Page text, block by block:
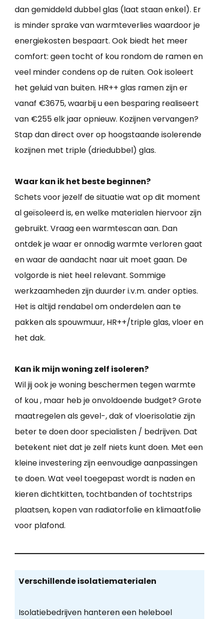
dan gemiddeld dubbel glas (laat staan enkel). Er
is minder sprake van warmteverlies waardoor je
energiekosten bespaart. Ook biedt het meer
comfort: geen tocht of kou rondom de ramen en
veel minder condens op de ruiten. Ook isoleert
het geluid van buiten. HR++ glas ramen zijn er
vanaf €3675, waarbij u een besparing realiseert
van €255 elk jaar opnieuw. Kozijnen vervangen?
Stap dan direct over op hoogstaande isolerende
kozijnen met triple (driedubbel) glas.
Waar kan ik het beste beginnen?
Schets voor jezelf de situatie wat op dit moment
al geïsoleerd is, en welke materialen hiervoor zijn
gebruikt. Vraag een warmtescan aan. Dan
ontdek je waar er onnodig warmte verloren gaat
en waar de aandacht naar uit moet gaan. De
volgorde is niet heel relevant. Sommige
werkzaamheden zijn duurder i.v.m. ander opties.
Het is altijd rendabel om onderdelen aan te
pakken als spouwmuur, HR++/triple glas, vloer en
het dak.
Kan ik mijn woning zelf isoleren?
Wil jij ook je woning beschermen tegen warmte
of kou , maar heb je onvoldoende budget? Grote
maatregelen als gevel-, dak of vloerisolatie zijn
beter te doen door specialisten / bedrijven. Dat
betekent niet dat je zelf niets kunt doen. Met een
kleine investering zijn eenvoudige aanpassingen
te doen. Wat veel toegepast wordt is naden en
kieren dichtkitten, tochtbanden of tochtstrips
plaatsen, kopen van radiatorfolie en klimaatfolie
voor plafond.
Verschillende isolatiematerialen
Isolatiebedrijven hanteren een heleboel